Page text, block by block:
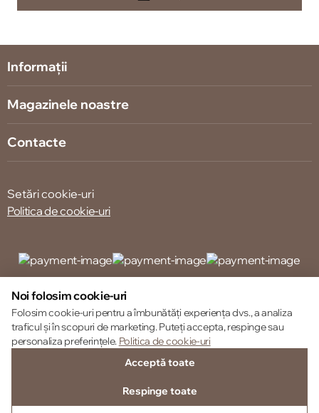
Informații
Magazinele noastre
Contacte
Setări cookie-uri
Politica de cookie-uri
© 2013 – 2026 ECOM
Noi folosim cookie-uri
Folosim cookie-uri pentru a îmbunătăți experiența dvs., a analiza
traficul și în scopuri de marketing. Puteți accepta, respinge sau
personaliza preferințele. Politica de cookie-uri
Acceptă toate
Respinge toate